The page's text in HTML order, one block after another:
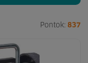
Pontok: 837